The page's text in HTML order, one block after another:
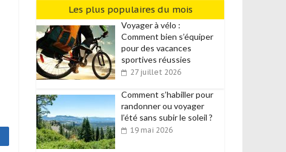
Les plus populaires du mois
Voyager à vélo :
Comment bien s’équiper
pour des vacances
sportives réussies
27 juillet 2026
Comment s’habiller pour
randonner ou voyager
l’été sans subir le soleil ?
19 mai 2026